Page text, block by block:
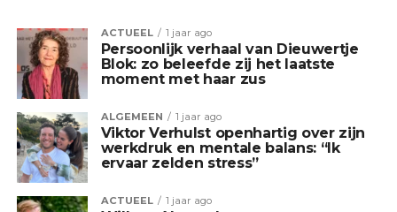
ACTUEEL 1 jaar ago
Persoonlijk verhaal van Dieuwertje
Blok: zo beleefde zij het laatste
moment met haar zus
ALGEMEEN 1 jaar ago
Viktor Verhulst openhartig over zijn
werkdruk en mentale balans: “Ik
ervaar zelden stress”
ACTUEEL 1 jaar ago